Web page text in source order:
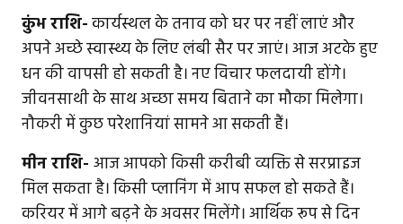
कुंभ राशि-कार्यस्थल के तनाव को घर पर नहीं लाएं और
अपने अच्छे स्वास्थ्य के लिए लंबी सैर पर जाएं। आज अटके हुए
धन की वापसी हो सकती है। नए विचार फलदायी होंगे।
जीवनसाथी के साथ अच्छा समय बिताने का मौका मिलेगा।
नौकरी में कुछ परेशानियां सामने आ सकती हैं।
मीन राशि- आज आपको किसी करीबी व्यक्ति से सरप्राइज
मिल सकता है। किसी प्लानिंग में आप सफल हो सकते हैं।
करियर में आगे बढ़ने के अवसर मिलेंगे। आर्थिक रूप से दिन